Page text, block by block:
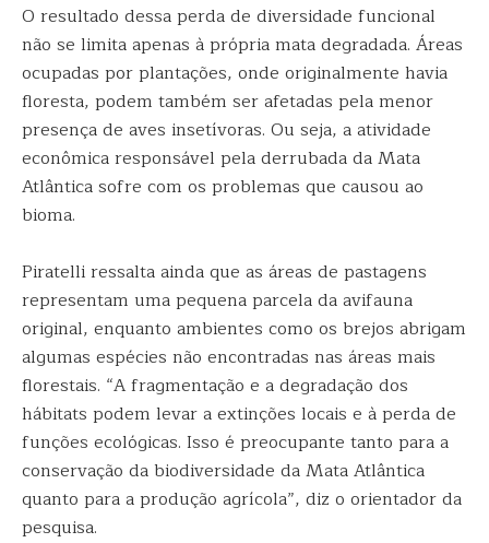
O resultado dessa perda de diversidade funcional
não se limita apenas à própria mata degradada. Áreas
ocupadas por plantações, onde originalmente havia
floresta, podem também ser afetadas pela menor
presença de aves insetívoras. Ou seja, a atividade
econômica responsável pela derrubada da Mata
Atlântica sofre com os problemas que causou ao
bioma.
Piratelli ressalta ainda que as áreas de pastagens
representam uma pequena parcela da avifauna
original, enquanto ambientes como os brejos abrigam
algumas espécies não encontradas nas áreas mais
florestais. “A fragmentação e a degradação dos
hábitats podem levar a extinções locais e à perda de
funções ecológicas. Isso é preocupante tanto para a
conservação da biodiversidade da Mata Atlântica
quanto para a produção agrícola”, diz o orientador da
pesquisa.